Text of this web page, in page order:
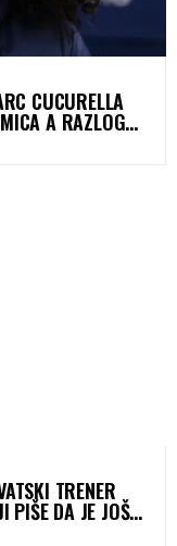
CUCURELLA
A RAZLOG
TRENER
PIŠE DA JE JOŠ